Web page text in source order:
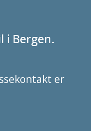
i Bergen.
er